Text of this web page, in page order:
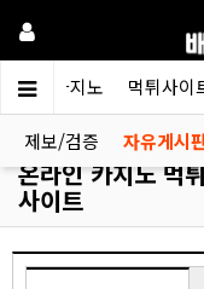
검증카지노 먹튀사이
제보/검증 자유게시
온라인 카지노 먹
사이트